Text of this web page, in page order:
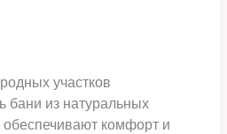
участков
бани из натуральных
комфорт и